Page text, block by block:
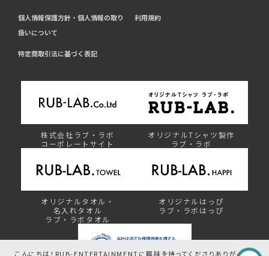
こんにちは！RUB-ENTERTAINMENTに興味を持ってくださりありが
個人情報保護方針・個人情報の取り
扱いについて
利用規約
特定商取引法に基づく表記
株式会社ラブ・ラボ
コーポレートサイト
オリジナルTシャツ製作
ラブ・ラボ
オリジナルタオル・
名入れタオル
ラブ・ラボタオル
オリジナルはっぴ
ラブ・ラボはっぴ